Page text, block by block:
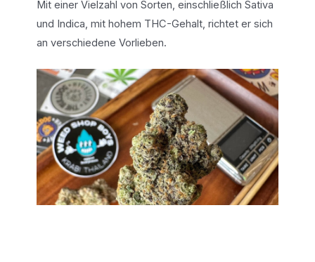
Mit einer Vielzahl von Sorten, einschließlich Sativa
und Indica, mit hohem THC-Gehalt, richtet er sich
an verschiedene Vorlieben.